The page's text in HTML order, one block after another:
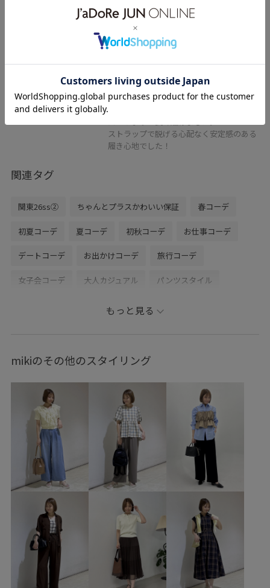
25%OFF
2BUY10%OFF
ROPÉ PICNIC PASSAGE
メッシュミュールパンプス
レビュー
ストラップで脱げる心配なく安定感のある
履き心地でした！
関連タグ
関東26ss② ちゃんとプラスかわいい保証 春コーデ
初夏コーデ 夏コーデ 初秋コーデ お仕事コーデ
デートコーデ お出かけコーデ 旅行コーデ
女子会コーデ 大人カジュアル パンツスタイル
ワントーンコーデ
イエベ春
シューズ GDH16280 GDS16250
GIA16080 26RPUVCARE
26SS_ジョーゼット blouse_pickup
RP26SS着映えトップス Wbottoms_pickup きれいめ
オフィス オフィスカジュアル オンにもオフにも
カジュアル サステナブル サンダル
セット セットアップ トレンド バイカラー
フィット感 ベーシック ポリエステル ミニバッグ
もっと見る
mikiのその他のスタイリング